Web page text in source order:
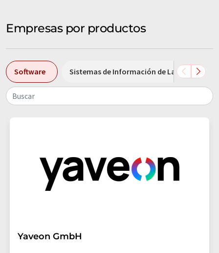
Empresas por productos
Software Sistemas de Información de Laboratorio
Buscar
Yaveon GmbH